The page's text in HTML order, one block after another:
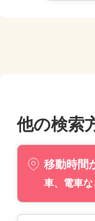
他の検索
移動時間
車、電車